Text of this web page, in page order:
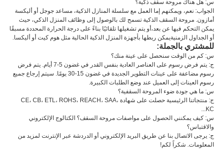
س: هل هناك مروحة سقف ذكية؟
الجواب: نعم، ويمكنهم إما العمل مع سلسلة المنازل الذكية، مساعد جوجل أو أليكسة
أمازون. مروحة السقف الذكية تسمح لك بالوصول إلى وظائف المنزل الذكي، حيث
يمكن التحكم فيها عن بعد،أو يتم تشغيلها تلقائيًا بناءً على درجة الحرارة المحددة مسبقًا
أو الجداول الزمنيةيمكن ربطها بأجهزة المنزل الذكية الحالية مثل هوم كيت أو أليكسا.
للمشتري بالجملة:
س: كم من الوقت سنحصل على عينة منك؟
ج: يتم فرض رسوم على العناصر العادية بنفس القدر في غضون 5-7 أيام. يتم فرض
رسوم مضاعفة على عينات التطوير الجديدة في غضون 15-30 يومًا. سيتم إرجاع جميع
رسوم العينات إلى العميل عند وضع الطلبات الكبيرة.
س: ما هي جودة ضوء المروحة السقفية؟
ج: منتجاتنا الرئيسية حصلت على شهادة CE، CB، ETL، ROHS، REACH، SAA،
KC...
س: كيف يمكنني الحصول على مواصفات مروحة السقف؟ الكتالوج الإلكتروني
والاقتباس؟
ج: يرجى الاتصال بنا عن طريق البريد الإلكتروني أو الدردشة عبر الإنترنت لمزيد من
المعلومات. شكراً لكم!